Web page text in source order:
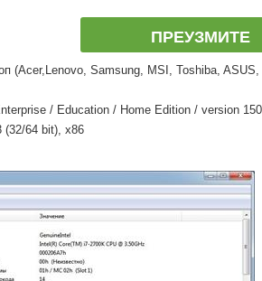
ПРЕУЗМИТЕ
(Acer,Lenovo, Samsung, MSI, Toshiba, ASUS,
/ Education / Home Edition / version
(32/64 bit), x86